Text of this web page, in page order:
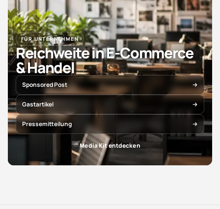
FÜR UNTERNEHMEN
Reichweite in E-Commerce
& Handel
Sponsored Post
Gastartikel
Pressemitteilung
Media Kit entdecken